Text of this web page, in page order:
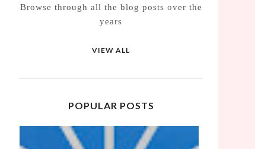
Browse through all the blog posts over the
years
VIEW ALL
POPULAR POSTS